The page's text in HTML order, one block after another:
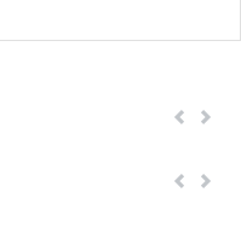
Пред
Пред